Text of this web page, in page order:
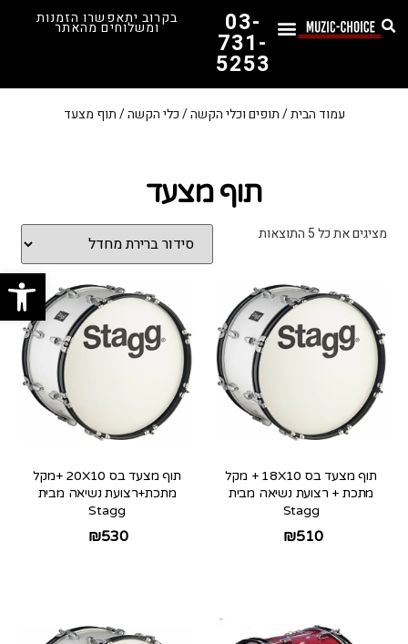
פתח
03-
731-
5253
בקרוב יתאפשרו הזמנות
ומשלוחים מהאתר
עמוד הבית/תופים וכלי הקשה/כלי הקשה/ תוף מצעד
תוף מצעד
מציגים את כל ⁦5⁩ התוצאות
תוף מצעד בס 18X10 + מקל
מתכת + רצועת נשיאה מבית
Stagg
₪510
תוף מצעד בס 20X10 +מקל
מתכת+רצועת נשיאה מבית
Stagg
₪530